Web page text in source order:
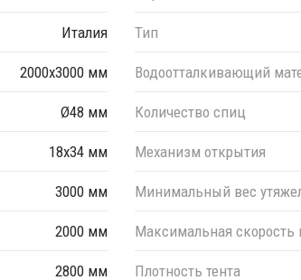
Италия
2000х3000 мм
Ø48 мм
18х34 мм
3000 мм
2000 мм
2800 мм
Тип
Водоотталкивающий
Количество спиц
Механизм открытия
Минимальный вес
Максимальная скорость
Плотность тента